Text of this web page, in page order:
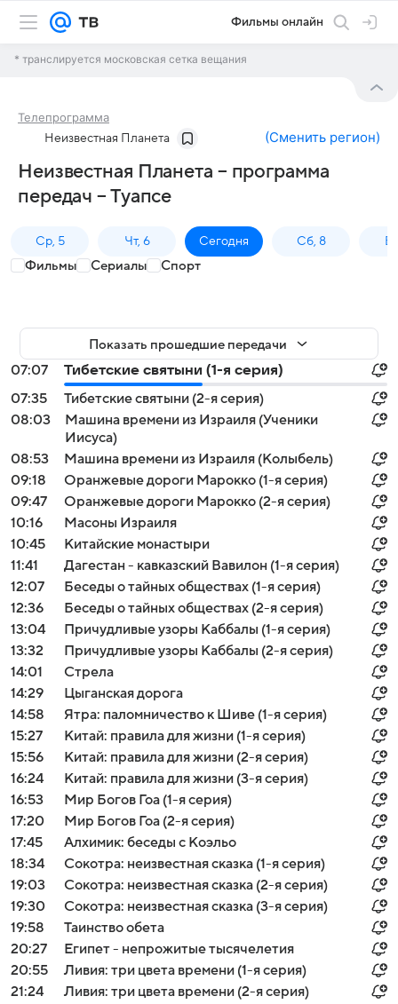
Фильмы онлайн
* транслируется московская сетка вещания
Телепрограмма
Неизвестная Планета (Сменить регион)
Неизвестная Планета – программа
передач – Туапсе
Ср, 5 Чт, 6 Сегодня Сб, 8
Фильмы Сериалы Спорт
Показать прошедшие передачи
07:07
Тибетские святыни (1-я серия)
07:35
Тибетские святыни (2-я серия)
08:03
Машина времени из Израиля (Ученики
Иисуса)
08:53
Машина времени из Израиля (Колыбель)
09:18
Оранжевые дороги Марокко (1-я серия)
09:47
Оранжевые дороги Марокко (2-я серия)
10:16
Масоны Израиля
10:45
Китайские монастыри
11:41
Дагестан - кавказский Вавилон (1-я серия)
12:07
Беседы о тайных обществах (1-я серия)
12:36
Беседы о тайных обществах (2-я серия)
13:04
Причудливые узоры Каббалы (1-я серия)
13:32
Причудливые узоры Каббалы (2-я серия)
14:01
Стрела
14:29
Цыганская дорога
14:58
Ятра: паломничество к Шиве (1-я серия)
15:27
Китай: правила для жизни (1-я серия)
15:56
Китай: правила для жизни (2-я серия)
16:24
Китай: правила для жизни (3-я серия)
16:53
Мир Богов Гоа (1-я серия)
17:20
Мир Богов Гоа (2-я серия)
17:45
Алхимик: беседы с Коэльо
18:34
Сокотра: неизвестная сказка (1-я серия)
19:03
Сокотра: неизвестная сказка (2-я серия)
19:30
Сокотра: неизвестная сказка (3-я серия)
19:58
Таинство обета
20:27
Египет - непрожитые тысячелетия
20:55
Ливия: три цвета времени (1-я серия)
21:24
Ливия: три цвета времени (2-я серия)